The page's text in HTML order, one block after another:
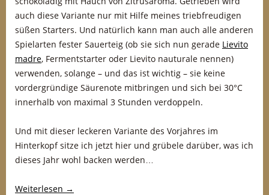
auch diese Variante nur mit Hilfe meines triebfreudigen
süßen Starters. Und natürlich kann man auch alle anderen
Spielarten fester Sauerteig (ob sie sich nun gerade Lievito
madre, Fermentstarter oder Lievito nauturale nennen)
verwenden, solange – und das ist wichtig – sie keine
vordergründige Säurenote mitbringen und sich bei 30°C
innerhalb von maximal 3 Stunden verdoppeln.
Und mit dieser leckeren Variante des Vorjahres im
Hinterkopf sitze ich jetzt hier und grübele darüber, was ich
dieses Jahr wohl backen werden…
Weiterlesen →